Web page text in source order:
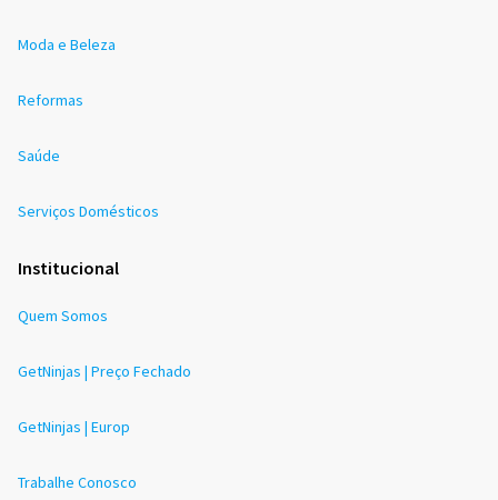
Moda e Beleza
Reformas
Saúde
Serviços Domésticos
Institucional
Quem Somos
GetNinjas | Preço Fechado
GetNinjas | Europ
Trabalhe Conosco